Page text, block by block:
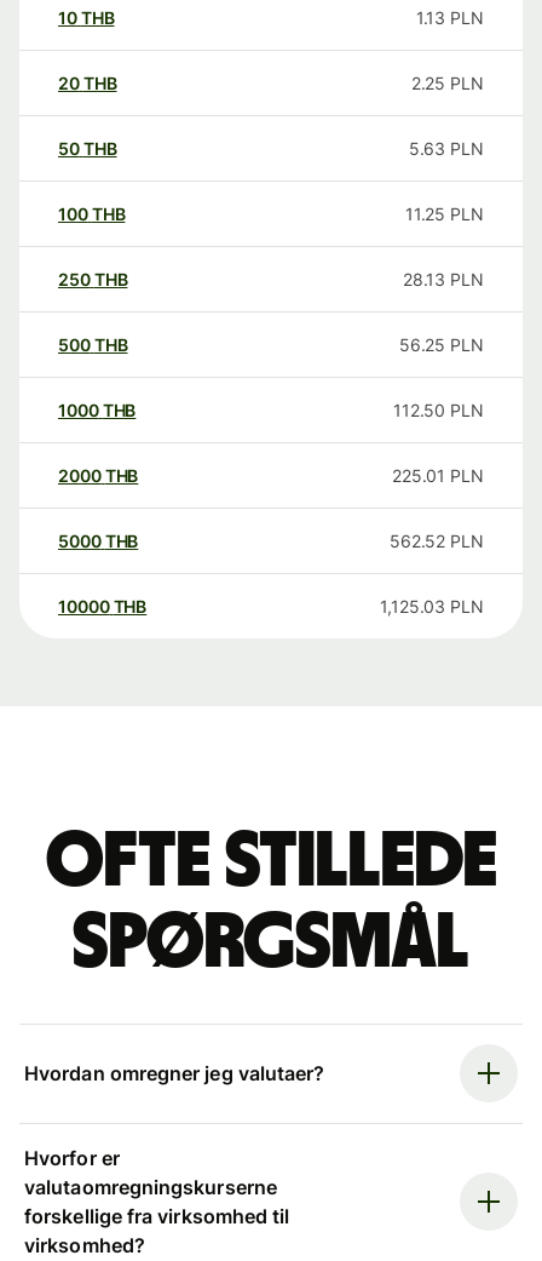
10THB 1.13 PLN
20THB 2.25 PLN
50THB 5.63 PLN
100THB 11.25 PLN
250THB 28.13 PLN
500THB 56.25 PLN
1000THB 112.50 PLN
2000THB 225.01 PLN
5000THB 562.52 PLN
10000 THB 1,125.03 PLN
Ofte stillede
spørgsmål
Hvordan omregner jeg valutaer?
Hvorfor er
valutaomregningskurserne
forskellige fra virksomhed til
virksomhed?